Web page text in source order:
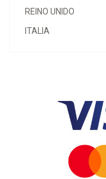
REINO UNIDO
ITALIA